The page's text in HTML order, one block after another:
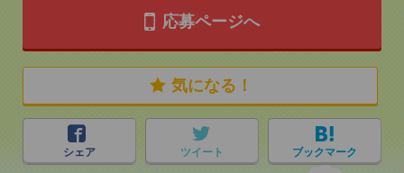
応募ページへ
気になる！
シェア ツイート ブックマーク